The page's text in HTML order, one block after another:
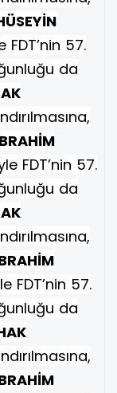
FDT’nin 57.
da
FDT’nin 57.
da
FDT’nin 57.
da